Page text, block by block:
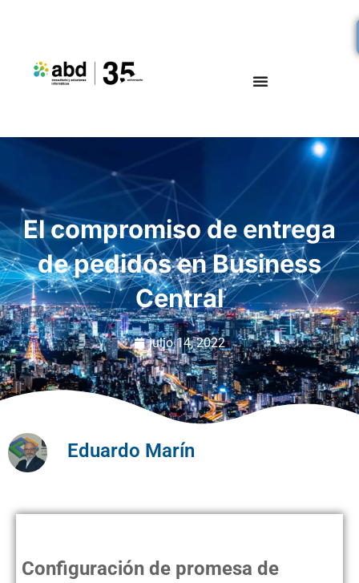
El compromiso de entrega
de pedidos en Business
Central
julio 14, 2022
Eduardo Marín
Configuración de promesa de